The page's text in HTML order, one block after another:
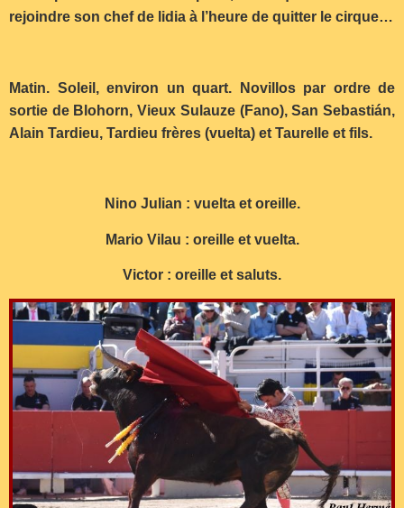
rejoindre son chef de lidia à l’heure de quitter le cirque…
Matin. Soleil, environ un quart. Novillos par ordre de
sortie de Blohorn, Vieux Sulauze (Fano), San Sebastián,
Alain Tardieu, Tardieu frères (vuelta) et Taurelle et fils.
Nino Julian : vuelta et oreille.
Mario Vilau : oreille et vuelta.
Victor : oreille et saluts.